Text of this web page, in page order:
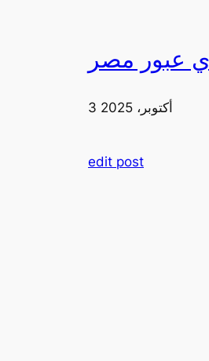
3 أكتوبر، 2025
edit post